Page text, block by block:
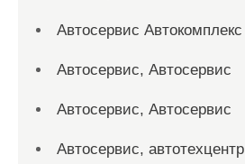
Автосервис Автокомплекс
Автосервис, Автосервис
Автосервис, Автосервис
Автосервис, автотехцентр